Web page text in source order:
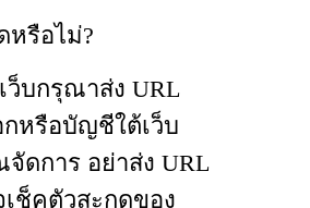
รือไม่?
ว็บกรุณาส่ง URL
หรือบัญชีใต้เว็บ
ดการ อย่าส่ง URL
ช็คตัวสะกดของ